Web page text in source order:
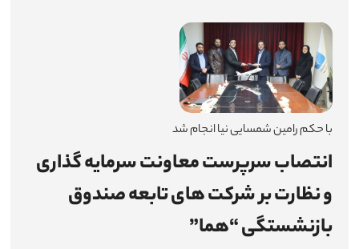
اساسنامه صندوق
هیئت مدیره
اطلاع‌رسانی
میزخدمت
چندرسانه‌ای
شرکت‌ها
با حکم رامین شمسایی نیا انجام شد
انتصاب سرپرست معاونت سرمایه گذاری
و نظارت بر شرکت های تابعه صندوق
بازنشستگی “هما”